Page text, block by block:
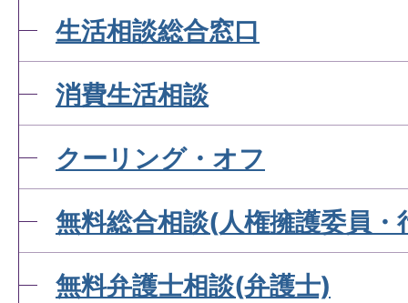
生活相談総合窓口
消費生活相談
クーリング・オフ
無料総合相談(人権擁護委員・
無料弁護士相談(弁護士)